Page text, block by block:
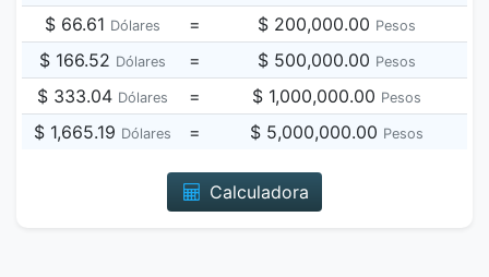
$ 66.61 Dólares = $ 200,000.00 Pesos
$ 166.52 Dólares = $ 500,000.00 Pesos
$ 333.04 Dólares = $ 1,000,000.00 Pesos
$ 1,665.19 Dólares = $ 5,000,000.00 Pesos
Calculadora